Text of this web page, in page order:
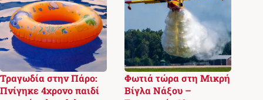
Τραγωδία στην Πάρο:
Πνίγηκε 4χρονο παιδί
Φωτιά τώρα στη Μικρή
Βίγλα Νάξου –